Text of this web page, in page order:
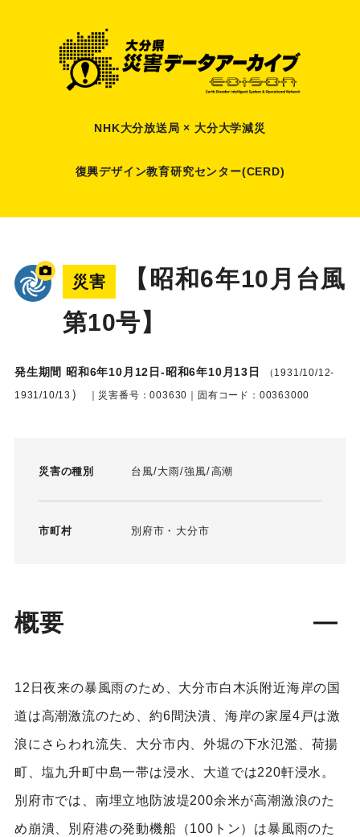
NHK大分放送局 × 大分大学減災
復興デザイン教育研究センター(CERD)
災害
【昭和6年10月台風
第10号】
発生期間 昭和6年10月12日-昭和6年10月13日
（1931/10/12-
1931/10/13 ） ｜災害番号：003630｜固有コード：00363000
災害の種別 台風 大雨 強風 高潮
市町村 別府市 大分市
概要
12日夜来の暴風雨のため、大分市白木浜附近海岸の国
道は高潮激流のため、約6間決潰、海岸の家屋4戸は激
浪にさらわれ流失、大分市内、外堀の下水氾濫、荷揚
町、塩九升町中島一帯は浸水、大道では220軒浸水。
別府市では、南埋立地防波堤200余米が高潮激浪のた
め崩潰、別府港の発動機船（100トン）は暴風雨のた